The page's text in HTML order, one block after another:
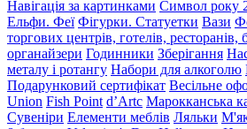
Навігація за картинками Символ року
Ельфи. Феї Фігурки. Статуетки Вази
торгових центрів, готелів, ресторанів,
органайзери Годинники Зберігання
металу і ротангу Набори для алкоголю
Подарунковий сертифікат Весільне
Union Fish Point d’Artc Марокканська
Сувеніри Елементи меблів Ляльки